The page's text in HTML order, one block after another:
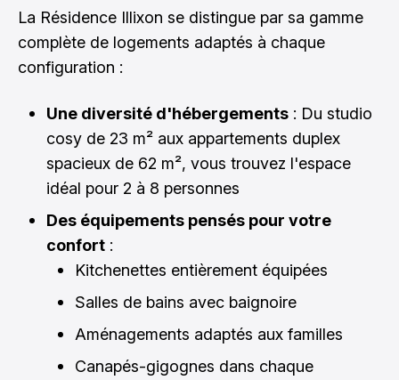
La Résidence Illixon se distingue par sa gamme
complète de logements adaptés à chaque
configuration :
Une diversité d'hébergements : Du studio
cosy de 23 m² aux appartements duplex
spacieux de 62 m², vous trouvez l'espace
idéal pour 2 à 8 personnes
Des équipements pensés pour votre
confort :
Kitchenettes entièrement équipées
Salles de bains avec baignoire
Aménagements adaptés aux familles
Canapés-gigognes dans chaque